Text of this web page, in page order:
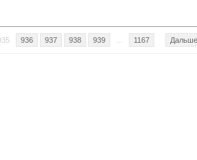
936 937 938 939 1167 Дальше